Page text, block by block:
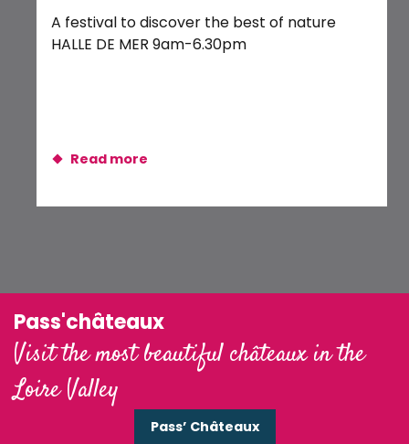
Spectacle familial : Jeanne, la Combattante !
Les Histoires de Bonifet
A festival to discover the best of nature
HALLE DE MER 9am-6.30pm
Read more
Pass'châteaux
Visit the most beautiful châteaux in the
Loire Valley
Pass’ Châteaux